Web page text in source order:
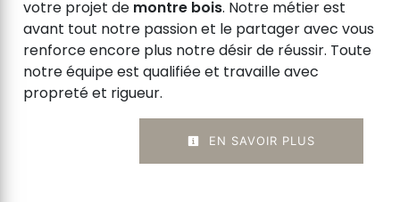
votre projet de montre bois. Notre métier est
avant tout notre passion et le partager avec vous
renforce encore plus notre désir de réussir. Toute
notre équipe est qualifiée et travaille avec
propreté et rigueur.
EN SAVOIR PLUS